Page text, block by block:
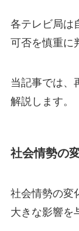
各テレビ局は
可否を慎重に
当記事では、
解説します。
社会情勢の
社会情勢の変
大きな影響を